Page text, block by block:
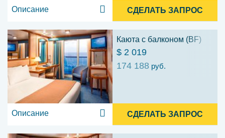
Описание СДЕЛАТЬ ЗАПРОС
Каюта с балконом (BF)
$ 2 019
174 188 руб.
Описание СДЕЛАТЬ ЗАПРОС